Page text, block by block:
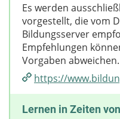
Es werden
vorgestellt, die vom
Bildungsserver
Empfehlungen
Vorgaben abweichen.
https://
Lernen in Zeiten